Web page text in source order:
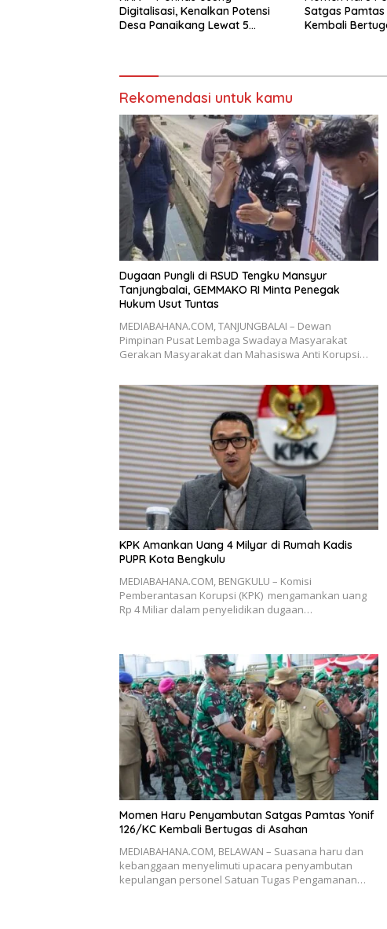
Digitalisasi, Kenalkan Potensi
Desa Panaikang Lewat 5
Satgas Pamtas
Kembali
Rekomendasi untuk kamu
Dugaan Pungli di RSUD Tengku Mansyur
Tanjungbalai, GEMMAKO RI Minta Penegak
Hukum Usut Tuntas
MEDIABAHANA.COM, TANJUNGBALAI – Dewan
Pimpinan Pusat Lembaga Swadaya Masyarakat
Gerakan Masyarakat dan Mahasiswa Anti Korupsi…
KPK Amankan Uang 4 Milyar di Rumah Kadis
PUPR Kota Bengkulu
MEDIABAHANA.COM, BENGKULU – Komisi
Pemberantasan Korupsi (KPK) mengamankan uang
Rp 4 Miliar dalam penyelidikan dugaan…
Momen Haru Penyambutan Satgas Pamtas Yonif
126/KC Kembali Bertugas di Asahan
MEDIABAHANA.COM, BELAWAN – Suasana haru dan
kebanggaan menyelimuti upacara penyambutan
kepulangan personel Satuan Tugas Pengamanan…